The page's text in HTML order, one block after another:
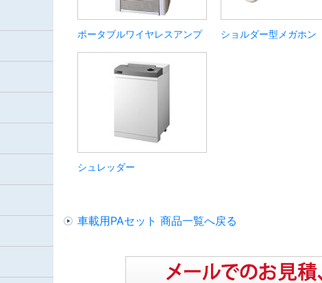
ポータブルワイヤレスアンプ ショルダー型メガホン
シュレッダー
車載用PAセット 商品一覧へ戻る